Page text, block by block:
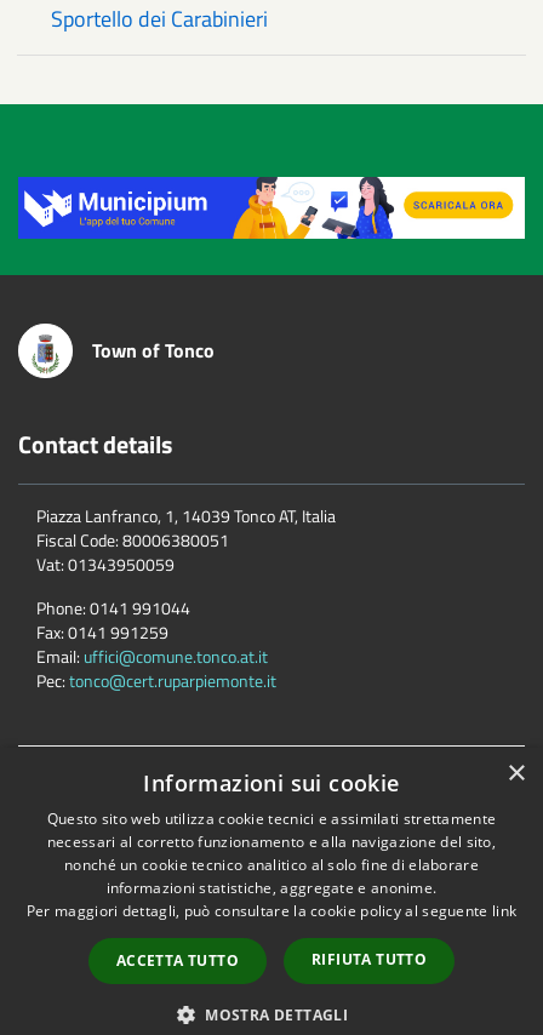
Sportello dei Carabinieri
Title
Town of Tonco
Contact details
Piazza Lanfranco, 1, 14039 Tonco AT, Italia
Fiscal Code:80006380051
Vat:01343950059
Phone:0141 991044
Fax:0141 991259
Email: uffici@comune.tonco.at.it
Pec:tonco@cert.ruparpiemonte.it
Accessibility Privacy Cookie
Sitemap
Dichiarazione di accessibilità
Comune convenzionatoAstigov
Progetto|Convenzione|Adesioni
×
Informazioni sui cookie
Questo sito web utilizza cookie tecnici e assimilati strettamente
necessari al corretto funzionamento e alla navigazione del sito,
nonché un cookie tecnico analitico al solo fine di elaborare
informazioni statistiche, aggregate e anonime.
Per maggiori dettagli, può consultare la cookie policy al seguente link
ACCETTA TUTTO RIFIUTA TUTTO
MOSTRA DETTAGLI